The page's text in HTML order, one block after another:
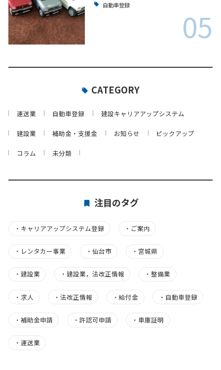
自動車登録
05
CATEGORY
運送業 自動車登録 建設キャリアアップシステム
建設業 補助金・支援金 お知らせ ピックアップ
コラム 未分類
注目のタグ
・ キャリアアップシステム登録 ・ ご案内
・ レンタカー事業 ・仙台市 ・ 宮城県
・ 建設業 ・建設業，法改正情報 ・整備業
・ 求人 ・法改正情報 ・給付金 ・ 自動車登録
・ 補助金申請 ・許認可申請 ・ 車庫証明
・ 運送業